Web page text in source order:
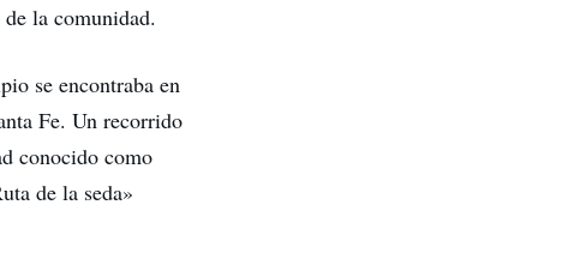
la comunidad.
se encontraba en
Fe. Un recorrido
conocido como
de la seda»